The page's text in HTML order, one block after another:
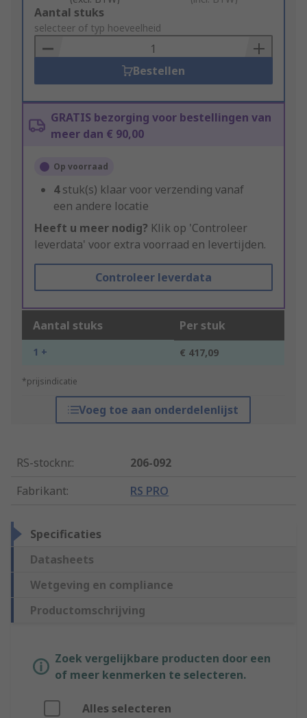
Add
to
Basket
Aantal stuks
selecteer of typ hoeveelheid
Bestellen
GRATIS bezorging voor bestellingen van
meer dan € 90,00
Op voorraad
4stuk(s) klaar voor verzending vanaf
een andere locatie
Heeft u meer nodig? Klik op 'Controleer
leverdata' voor extra voorraad en levertijden.
Controleer leverdata
Aantal stuks Per stuk
1 + € 417,09
*prijsindicatie
Voeg toe aan onderdelenlijst
RS-stocknr.:
206-092
Fabrikant: RS PRO
Specificaties
Datasheets
Wetgeving en compliance
Productomschrijving
Zoek vergelijkbare producten door een
of meer kenmerken te selecteren.
Alles selecteren